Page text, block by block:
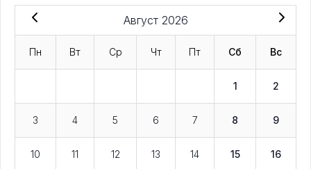
Август 2026
Пн Вт Ср Чт Пт Сб Вс
1 2
3 4 5 6 7 8 9
10 11 12 13 14 15 16